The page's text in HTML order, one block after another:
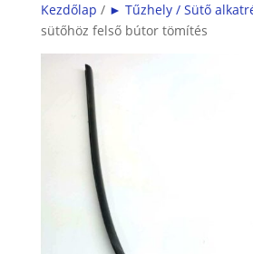
Kezdőlap / ► Tűzhely / Sütő
sütőhöz felső bútor tömítés